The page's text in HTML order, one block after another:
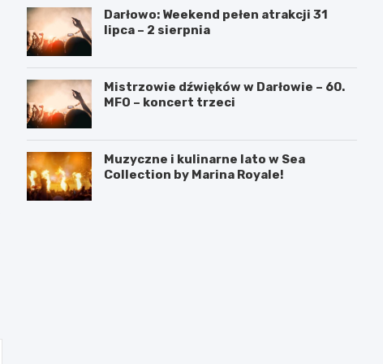
Darłowo: Weekend pełen atrakcji 31
lipca – 2 sierpnia
Mistrzowie dźwięków w Darłowie – 60.
MFO – koncert trzeci
Muzyczne i kulinarne lato w Sea
Collection by Marina Royale!